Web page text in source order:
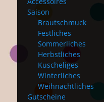
Saison
Brautschmuck
Festliches
Sommerliches
Herbstliches
Kuscheliges
Winterliches
Weihnachtliches
Gutscheine